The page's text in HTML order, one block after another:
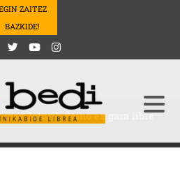
ZAITEZ
BAZKIDE!
inon loturik deino ez gara libre